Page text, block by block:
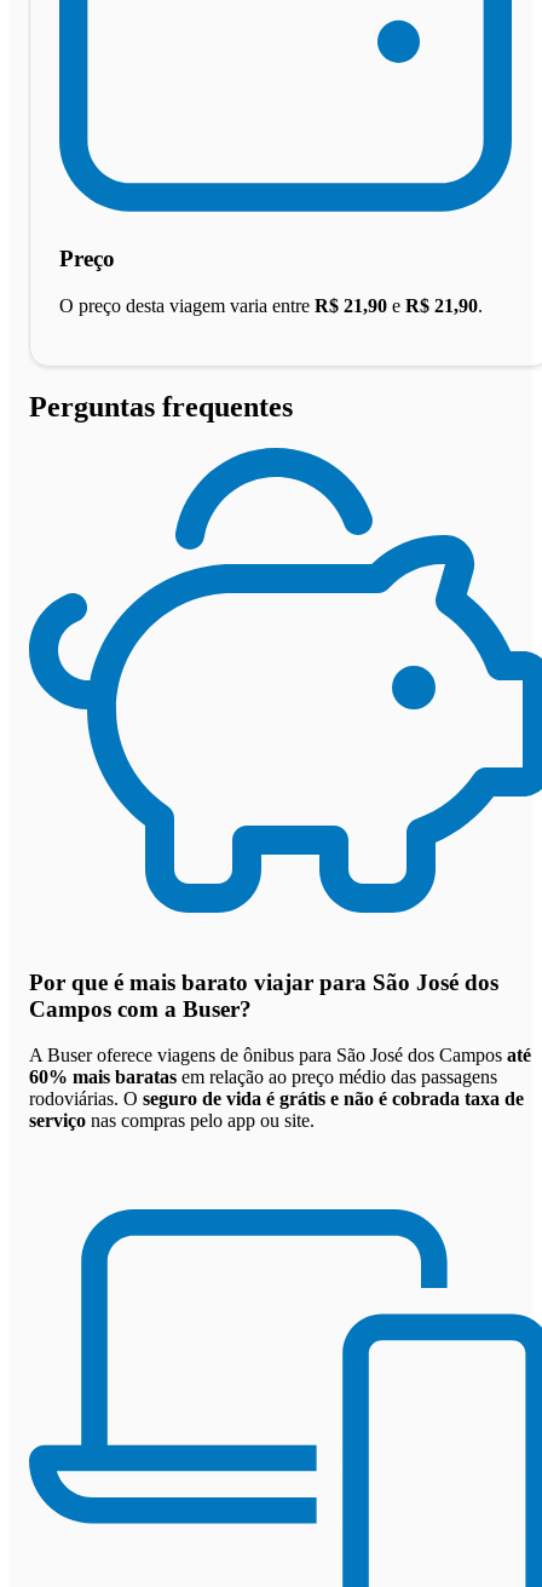
Preço
O preço desta viagem varia entre R$ 21,90 e R$ 21,90.
Perguntas frequentes
Por que é mais barato viajar para São José dos
Campos com a Buser?
A Buser oferece viagens de ônibus para São José dos Campos até
60% mais baratas em relação ao preço médio das passagens
rodoviárias. O seguro de vida é grátis e não é cobrada taxa de
serviço nas compras pelo app ou site.